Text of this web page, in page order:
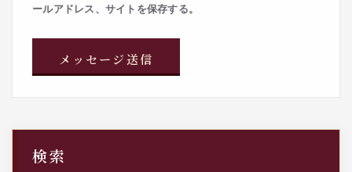
ールアドレス、サイトを保存する。
検索